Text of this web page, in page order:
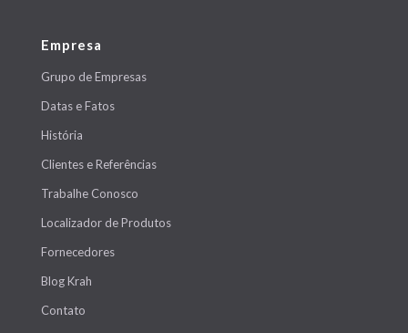
Empresa
Grupo de Empresas
Datas e Fatos
História
Clientes e Referências
Trabalhe Conosco
Localizador de Produtos
Fornecedores
Blog Krah
Contato